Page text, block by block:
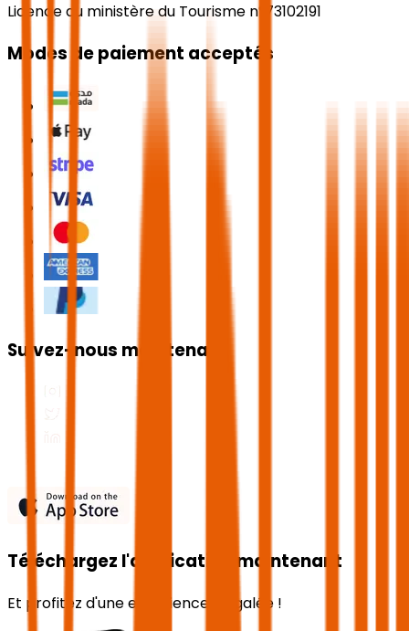
Licence du ministère du Tourisme n°73102191
Modes de paiement acceptés
Suivez-nous maintenant
Téléchargez l'application maintenant
Et profitez d'une expérience inégalée !